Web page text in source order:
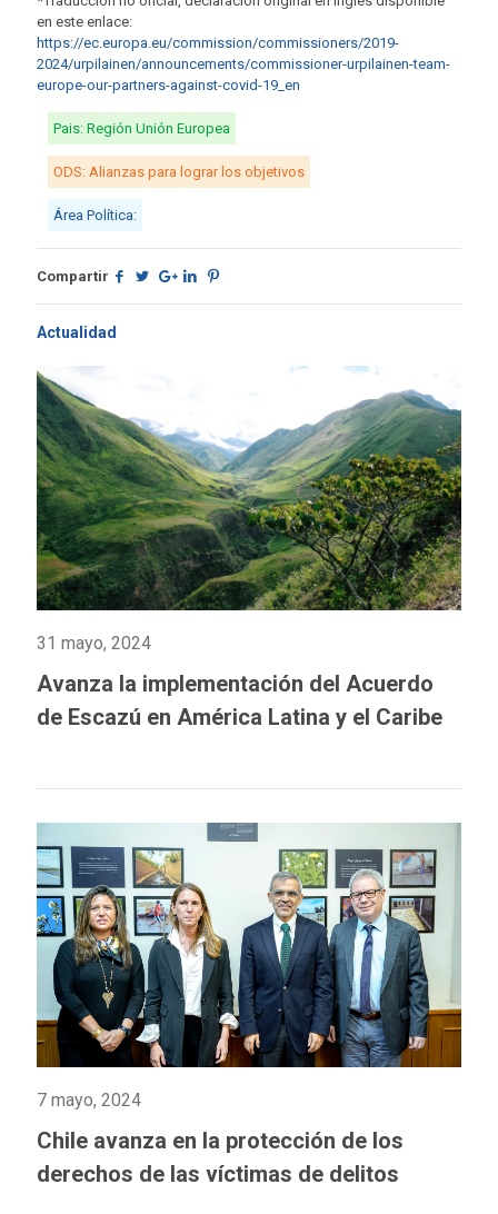
en este enlace:
https://ec.europa.eu/commission/commissioners/2019-
2024/urpilainen/announcements/commissioner-urpilainen-team-
europe-our-partners-against-covid-19_en
Pais: Región Unión Europea
ODS: Alianzas para lograr los objetivos
Área Política:
Compartir
Actualidad
31 mayo, 2024
Avanza la implementación del Acuerdo
de Escazú en América Latina y el Caribe
7 mayo, 2024
Chile avanza en la protección de los
derechos de las víctimas de delitos